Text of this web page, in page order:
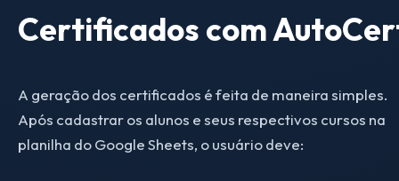
Certificados com
A geração dos certificados é feita de maneira simples.
Após cadastrar os alunos e seus respectivos cursos na
planilha do Google Sheets, o usuário deve: